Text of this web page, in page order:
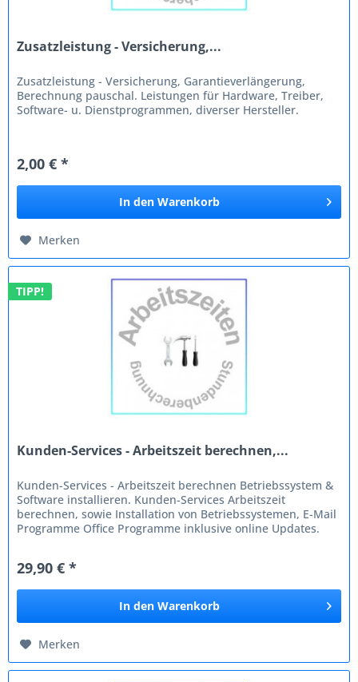
Zusatzleistung - Versicherung,...
Zusatzleistung - Versicherung, Garantieverlängerung,
Berechnung pauschal. Leistungen für Hardware, Treiber,
Software- u. Dienstprogrammen, diverser Hersteller.
2,00 € *
In den Warenkorb
Merken
TIPP!
Kunden-Services - Arbeitszeit berechnen,...
Kunden-Services - Arbeitszeit berechnen Betriebssystem &
Software installieren. Kunden-Services Arbeitszeit
berechnen, sowie Installation von Betriebssystemen, E-Mail
Programme Office Programme inklusive online Updates.
29,90 € *
In den Warenkorb
Merken